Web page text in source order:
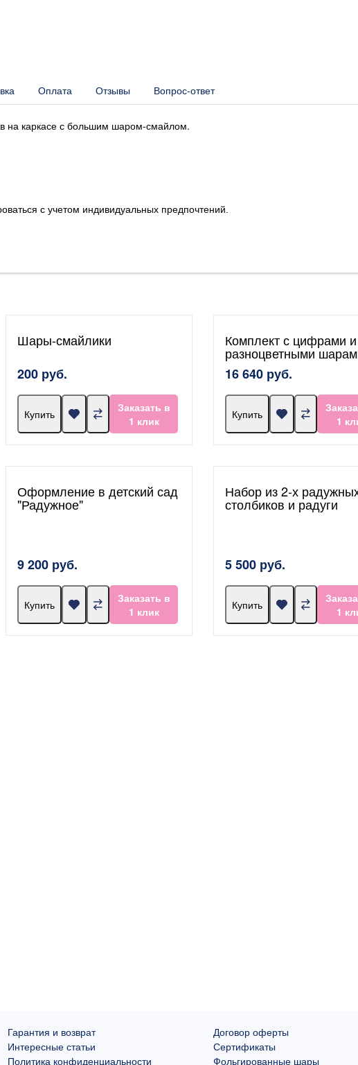
Оплата Отзывы Вопрос-ответ
на каркасе с большим шаром-смайлом.
с учетом индивидуальных предпочтений.
Шары-смайлики
200 руб.
Купить
Заказать в
1 клик
Комплект с цифрами и
разноцветными
16 640 руб.
Купить
1
Оформление в детский сад
"Радужное"
9 200 руб.
Купить
Заказать в
1 клик
Набор из 2-х
столбиков и радуги
5 500 руб.
Купить
1
Гарантия и возврат
Интересные статьи
Политика конфиденциальности
Договор оферты
Сертификаты
Фольгированные шары